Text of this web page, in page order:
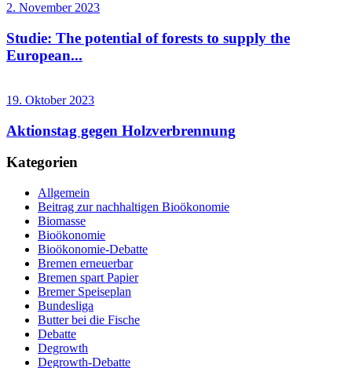
2. November 2023
Studie: The potential of forests to supply the
European...
19. Oktober 2023
Aktionstag gegen Holzverbrennung
Kategorien
Allgemein
Beitrag zur nachhaltigen Bioökonomie
Biomasse
Bioökonomie
Bioökonomie-Debatte
Bremen erneuerbar
Bremen spart Papier
Bremer Speiseplan
Bundesliga
Butter bei die Fische
Debatte
Degrowth
Degrowth-Debatte